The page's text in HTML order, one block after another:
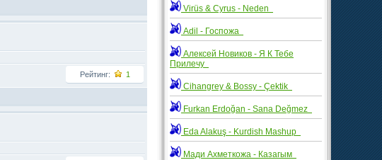
Рейтинг: 1
Virüs & Cyrus - Neden
Adil - Госпожа
Алексей Новиков - Я К Тебе
Прилечу
Cihangrey & Bossy - Çektik
Furkan Erdoğan - Sana Değmez
Eda Alakuş - Kurdish Mashup
Мади Ахметкожа - Казагым